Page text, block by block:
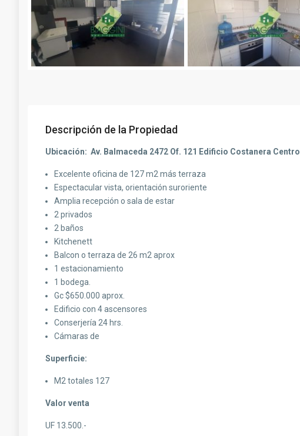
Descripción de la Propiedad
Ubicación: Av. Balmaceda 2472 Of. 121 Edificio Costanera Centro
Excelente oficina de 127 m2 más terraza
Espectacular vista, orientación suroriente
Amplia recepción o sala de estar
2 privados
2 baños
Kitchenett
Balcon o terraza de 26 m2 aprox
1 estacionamiento
1 bodega.
Gc $650.000 aprox.
Edificio con 4 ascensores
Conserjería 24 hrs.
Cámaras de
Superficie:
M2 totales 127
Valor venta
UF 13.500.-